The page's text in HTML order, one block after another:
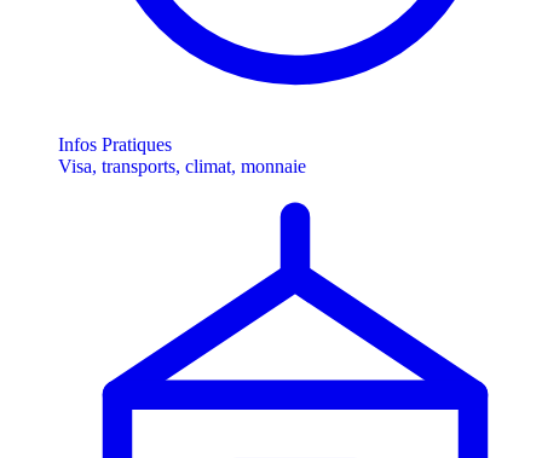
Infos Pratiques
Visa, transports, climat, monnaie